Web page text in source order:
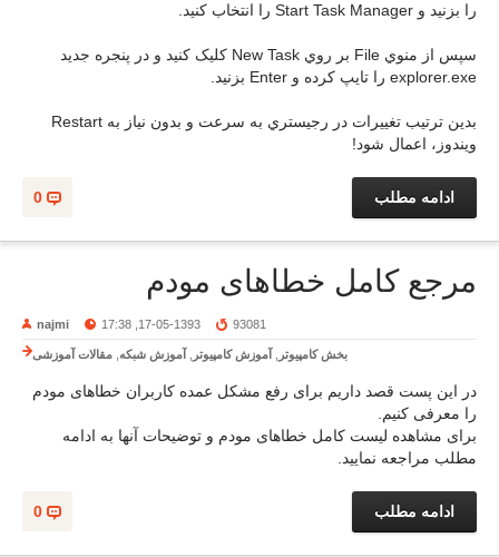
را بزنيد و Start Task Manager را انتخاب کنيد.
سپس از منوي File بر روي New Task کليک کنيد و در پنجره جديد
explorer.exe را تايپ کرده و Enter بزنيد.
بدين ترتيب تغييرات در رجيستري به سرعت و بدون نياز به Restart
ويندوز، اعمال شود!
0 ادامه مطلب
مرجع کامل خطاهای مودم
najmi 17-05-1393, 17:38 93081
بخش کامپیوتر آموزش کامپیوتر آموزش شبکه مقالات آموزشی
در این پست قصد داریم برای رفع مشکل عمده کاربران خطاهای مودم
را معرفی کنیم.
برای مشاهده لیست کامل خطاهای مودم و توضیحات آنها به ادامه
مطلب مراجعه نمایید.
0 ادامه مطلب